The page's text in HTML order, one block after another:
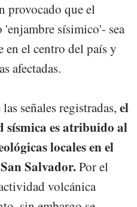
provocado que el
sísimico'- sea
el centro del país y
afectadas.
señales registradas, el
sísmica es atribuido al
locales en el
Salvador.Por el
volcánica